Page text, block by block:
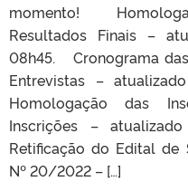
momento!
Resultados Finais –
08h45. Cronograma
Entrevistas –
Homologação das
Inscrições –
Retificação do Edital de
Nº 20/2022 – […]